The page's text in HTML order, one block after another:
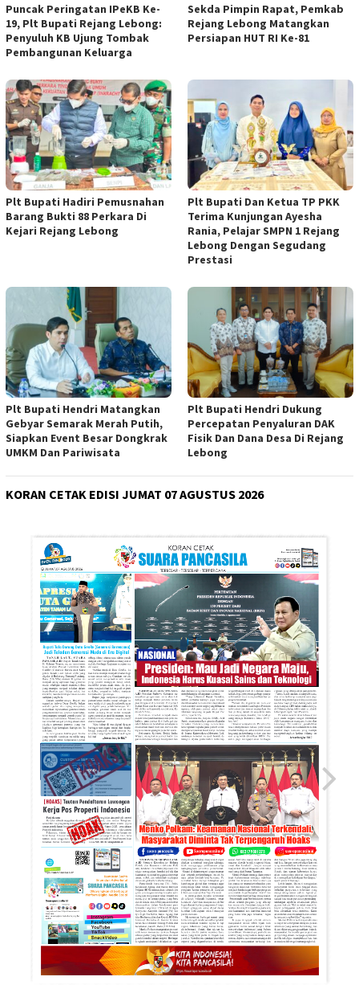
Puncak Peringatan IPeKB Ke-
19, Plt Bupati Rejang Lebong:
Penyuluh KB Ujung Tombak
Pembangunan Keluarga
Sekda Pimpin Rapat, Pemkab
Rejang Lebong Matangkan
Persiapan HUT RI Ke-81
Plt Bupati Hadiri Pemusnahan
Barang Bukti 88 Perkara Di
Kejari Rejang Lebong
Plt Bupati Dan Ketua TP PKK
Terima Kunjungan Ayesha
Rania, Pelajar SMPN 1 Rejang
Lebong Dengan Segudang
Prestasi
Plt Bupati Hendri Matangkan
Gebyar Semarak Merah Putih,
Siapkan Event Besar Dongkrak
UMKM Dan Pariwisata
Plt Bupati Hendri Dukung
Percepatan Penyaluran DAK
Fisik Dan Dana Desa Di Rejang
Lebong
KORAN CETAK EDISI JUMAT 07 AGUSTUS 2026